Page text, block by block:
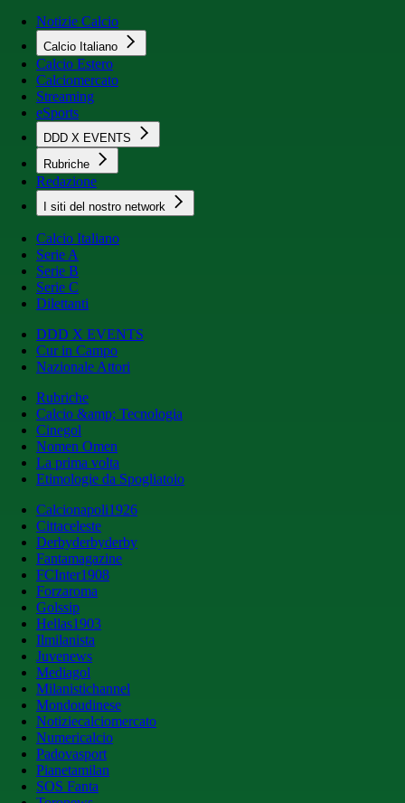
Notizie Calcio
Calcio Italiano
Calcio Estero
Calciomercato
Streaming
eSports
DDD X EVENTS
Rubriche
Redazione
I siti del nostro network
Calcio Italiano
Serie A
Serie B
Serie C
Dilettanti
DDD X EVENTS
Cur in Campo
Nazionale Attori
Rubriche
Calcio &amp; Tecnologia
Cinegol
Nomen Omen
La prima volta
Etimologie da Spogliatoio
Calcionapoli1926
Cittaceleste
Derbyderbyderby
Fantamagazine
FCInter1908
Forzaroma
Golssip
Hellas1903
Ilmilanista
Juvenews
Mediagol
Milanistichannel
Mondoudinese
Notiziecalciomercato
Numericalcio
Padovasport
Pianetamilan
SOS Fanta